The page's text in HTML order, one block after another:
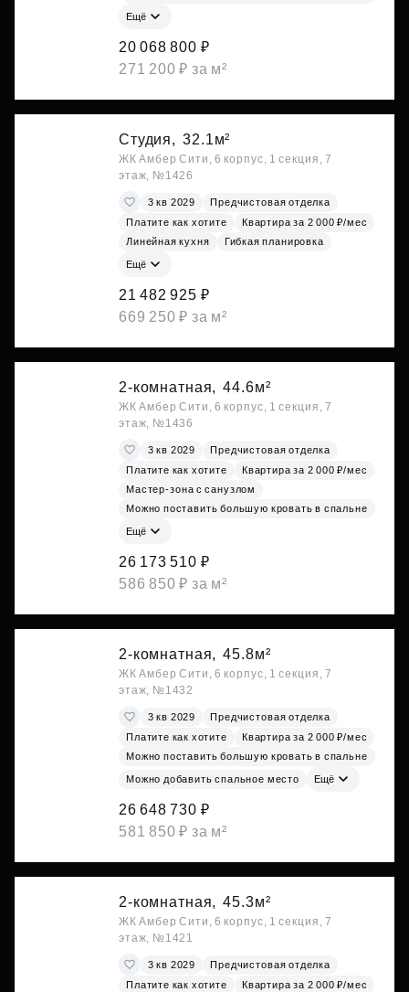
Ещё
20 068 800 ₽
271 200 ₽ за м²
Студия, 32.1м²
ЖК Амбер Сити, 6 корпус, 1 секция, 7
этаж, №1426
3 кв 2029
Предчистовая отделка
Платите как хотите
Квартира за 2 000 ₽/мес
Линейная кухня
Гибкая планировка
Ещё
21 482 925 ₽
669 250 ₽ за м²
2-комнатная, 44.6м²
ЖК Амбер Сити, 6 корпус, 1 секция, 7
этаж, №1436
3 кв 2029
Предчистовая отделка
Платите как хотите
Квартира за 2 000 ₽/мес
Мастер-зона с санузлом
Можно поставить большую кровать в спальне
Ещё
26 173 510 ₽
586 850 ₽ за м²
2-комнатная, 45.8м²
ЖК Амбер Сити, 6 корпус, 1 секция, 7
этаж, №1432
3 кв 2029
Предчистовая отделка
Платите как хотите
Квартира за 2 000 ₽/мес
Можно поставить большую кровать в спальне
Можно добавить спальное место Ещё
26 648 730 ₽
581 850 ₽ за м²
2-комнатная, 45.3м²
ЖК Амбер Сити, 6 корпус, 1 секция, 7
этаж, №1421
3 кв 2029
Предчистовая отделка
Платите как хотите
Квартира за 2 000 ₽/мес